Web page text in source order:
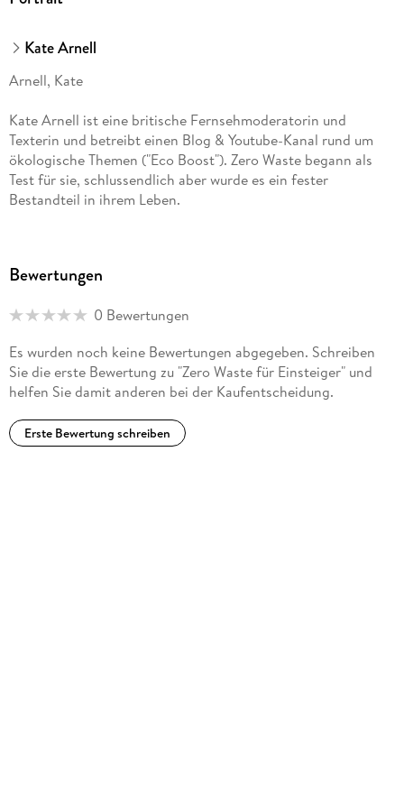
Kate Arnell
Arnell, Kate
Kate Arnell ist eine britische Fernsehmoderatorin und
Texterin und betreibt einen Blog & Youtube-Kanal rund um
ökologische Themen ("Eco Boost"). Zero Waste begann als
Test für sie, schlussendlich aber wurde es ein fester
Bestandteil in ihrem Leben.
Bewertungen
0 Bewertungen
Es wurden noch keine Bewertungen abgegeben. Schreiben
Sie die erste Bewertung zu "Zero Waste für Einsteiger" und
helfen Sie damit anderen bei der Kaufentscheidung.
Erste Bewertung schreiben